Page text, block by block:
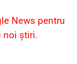
News pentru
noi știri.